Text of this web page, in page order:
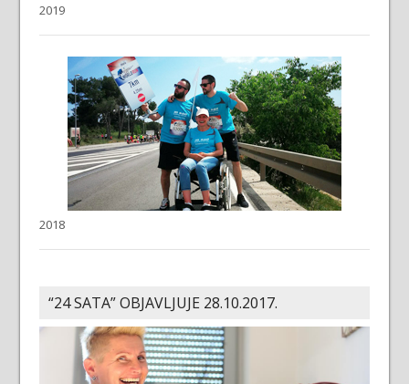
2019
2018
“24 SATA” OBJAVLJUJE 28.10.2017.